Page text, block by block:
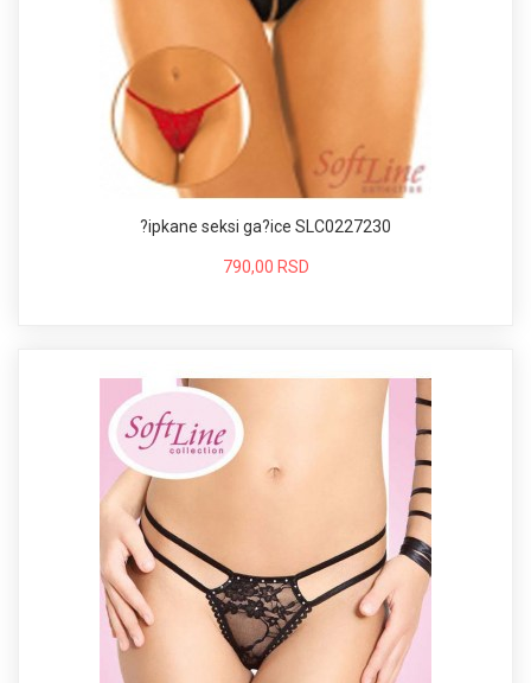
?ipkane seksi ga?ice SLC0227230
790,00 RSD